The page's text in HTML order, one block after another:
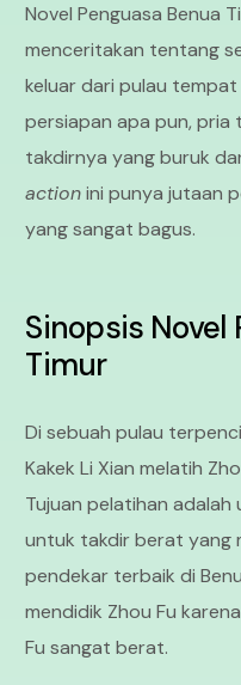
Novel Penguasa Benua
menceritakan tentang
keluar dari pulau
persiapan apa pun,
takdirnya yang buruk
actionini punya jutaan
yang sangat bagus.
Sinopsis Novel
Timur
Di sebuah pulau
Kakek Li Xian melatih
Tujuan pelatihan adalah
untuk takdir berat yang
pendekar terbaik di
mendidik Zhou Fu
Fu sangat berat.